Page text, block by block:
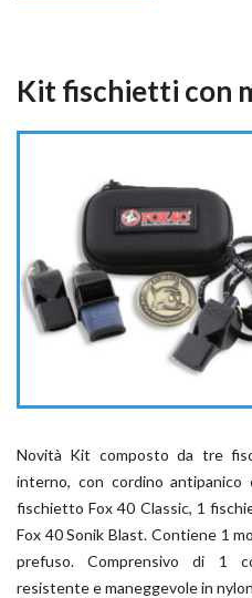
Kit fischietti con
Novità Kit composto da tre
interno, con cordino antipanico
fischietto Fox 40 Classic, 1
Fox 40 Sonik Blast. Contiene 1
prefuso. Comprensivo di 1
resistente e maneggevole in